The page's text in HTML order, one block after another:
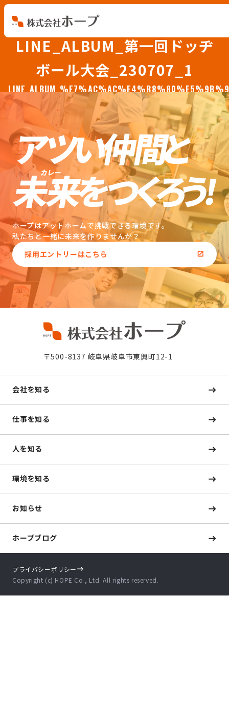
会社を知る
人を知る
環境を知る
お知らせ
ホープブログ
LINE_ALBUM_第一回ドッヂ
ボール大会_230707_1
ホープはアットホームで挑戦できる環境です。
私たちと一緒に未来を作りませんか？
採用エントリーはこちら
〒500-8137 岐阜県岐阜市東興町12-1
会社を知る
仕事を知る
人を知る
環境を知る
お知らせ
ホープブログ
Copyright (c) HOPE Co., Ltd. All rights reserved.
プライバシーポリシー